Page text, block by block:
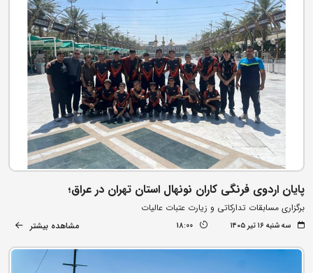
پایان اردوی فرنگی کاران نونهال استان تهران در عراق؛
برگزاری مسابقات تدارکاتی و زیارت عتبات عالیات
سه شنبه ۱۶ تیر ۱۴۰۵ 18:00 مشاهده بیشتر